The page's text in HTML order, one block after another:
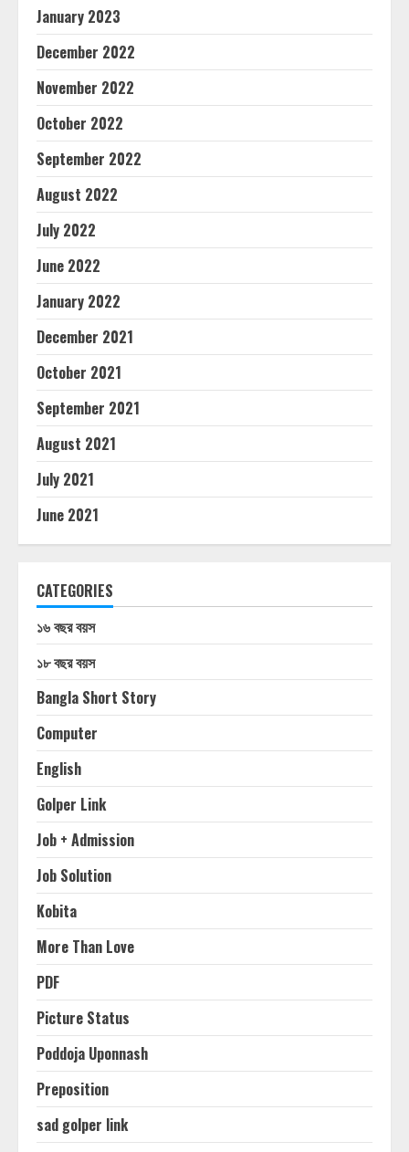
January 2023
December 2022
November 2022
October 2022
September 2022
August 2022
July 2022
June 2022
January 2022
December 2021
October 2021
September 2021
August 2021
July 2021
June 2021
CATEGORIES
১৬ বছর বয়স
১৮ বছর বয়স
Bangla Short Story
Computer
English
Golper Link
Job + Admission
Job Solution
Kobita
More Than Love
PDF
Picture Status
Poddoja Uponnash
Preposition
sad golper link